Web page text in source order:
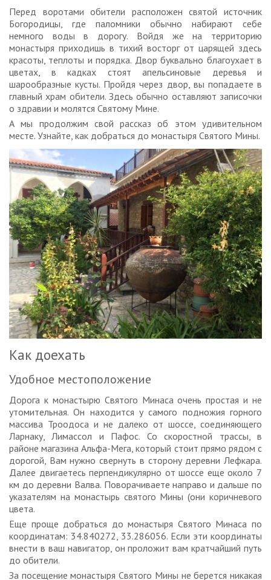
Перед воротами обители расположен святой источник
Богородицы, где паломники обычно набирают себе
немного воды в дорогу. Войдя же на территорию
монастыря приходишь в тихий восторг от царящей здесь
красоты, теплоты и порядка. Двор буквально благоухает в
цветах, в кадках стоят апельсиновые деревья и
шарообразные кусты. Пройдя через двор, вы попадаете в
главный храм обители. Здесь обычно оставляют записочки
о здравии и молятся Святому Мине.
А мы продолжим свой рассказ об этом удивительном
месте. Узнайте, как добраться до монастыря Святого Мины.
Как доехать
Удобное местоположение
Дорога к монастырю Святого Минаса очень простая и не
утомительная. Он находится у самого подножия горного
массива Троодоса и не далеко от шоссе, соединяющего
Ларнаку, Лимассол и Пафос. Со скоростной трассы, в
районе магазина Альфа-Мега, который стоит прямо рядом с
дорогой, Вам нужно свернуть в сторону деревни Лефкара.
Далее двигаетесь перпендикулярно от шоссе еще около 7
км до деревни Валва. Поворачиваете направо и дальше по
указателям на монастырь святого Мины (они коричневого
цвета.
Еще проще добраться до монастыря Святого Минаса по
координатам: 34.840272, 33.286056. Если эти координаты
внести в ваш навигатор, он проложит вам кратчайший путь
до обители.
За посещение монастыря Святого Мины не берется никакая